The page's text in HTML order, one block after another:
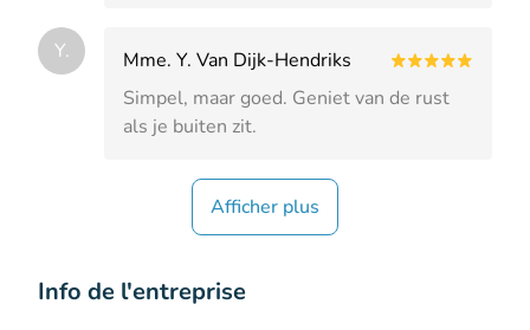
Y.
Mme. Y. Van Dijk-Hendriks
Simpel, maar goed. Geniet van de rust
als je buiten zit.
Afficher plus
Info de l'entreprise